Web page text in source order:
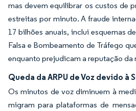
mas devem equilibrar os custos de
estreitas por minuto. A fraude
17 bilhões anuais, inclui esquemas
Falsa e Bombeamento de Tráfego
enquanto prejudicam a reputação da
Queda da ARPU de Voz devido
Os minutos de voz diminuem à
migram para plataformas de